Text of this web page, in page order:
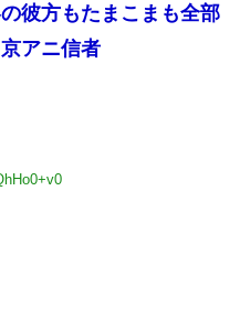
彼方もたまこまも全部
アニ信者